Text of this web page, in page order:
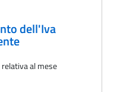
dell'Iva
al mese